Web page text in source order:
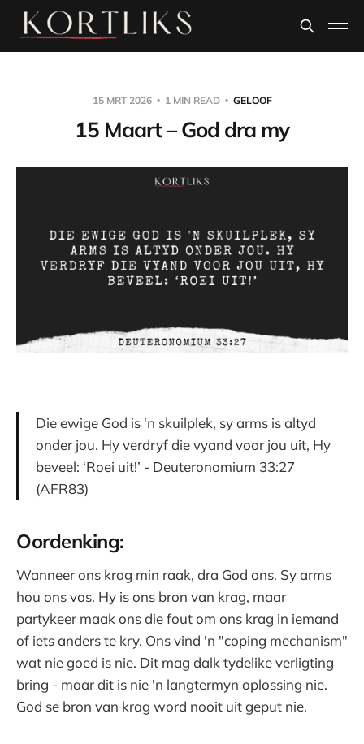
15 MRT 2026 1 MIN READ GELOOF
15 Maart – God dra my
Die ewige God is 'n skuilplek, sy arms is altyd
onder jou. Hy verdryf die vyand voor jou uit, Hy
beveel: ‘Roei uit!’ - Deuteronomium 33:27
(AFR83)
Oordenking:
Wanneer ons krag min raak, dra God ons. Sy arms
hou ons vas. Hy is ons bron van krag, maar
partykeer maak ons die fout om ons krag in iemand
of iets anders te kry. Ons vind 'n "coping mechanism"
wat nie goed is nie. Dit mag dalk tydelike verligting
bring - maar dit is nie 'n langtermyn oplossing nie.
God se bron van krag word nooit uit geput nie.